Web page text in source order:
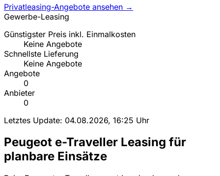
Privatleasing-Angebote ansehen →
Gewerbe-Leasing
Günstigster Preis inkl. Einmalkosten
Keine Angebote
Schnellste Lieferung
Keine Angebote
Angebote
0
Anbieter
0
Letztes Update: 04.08.2026, 16:25 Uhr
Peugeot e-Traveller Leasing für
planbare Einsätze